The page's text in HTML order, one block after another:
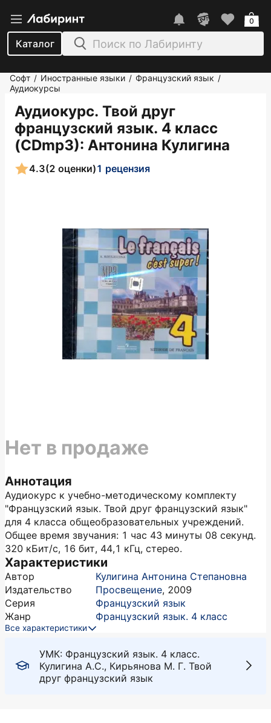
Каталог
0
Софт / Иностранные языки / Французский язык /
Аудиокурсы
Аудиокурс. Твой друг
французский язык. 4 класс
(CDmp3): Антонина Кулигина
4.3(2 оценки)1 рецензия
УМК: Французский язык. 4 класс.
Кулигина А.С., Кирьянова М. Г. Твой
друг французский язык
Аннотация
Аудиокурс к учебно-методическому комплекту
"Французский язык. Твой друг французский язык"
для 4 класса общеобразовательных учреждений.
Общее время звучания: 1 час 43 минуты 08 секунд.
320 кБит/с, 16 бит, 44,1 кГц, стерео.
Характеристики
Автор
Кулигина Антонина Степановна
Издательство
Просвещение, 2009
Серия
Французский язык
Жанр
Французский язык. 4 класс
Все характеристики
Нет в продаже